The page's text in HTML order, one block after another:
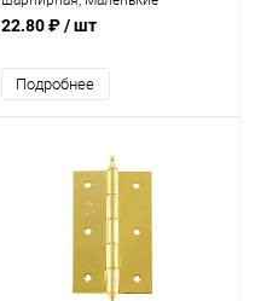
22.80 ₽/ шт
Подробнее